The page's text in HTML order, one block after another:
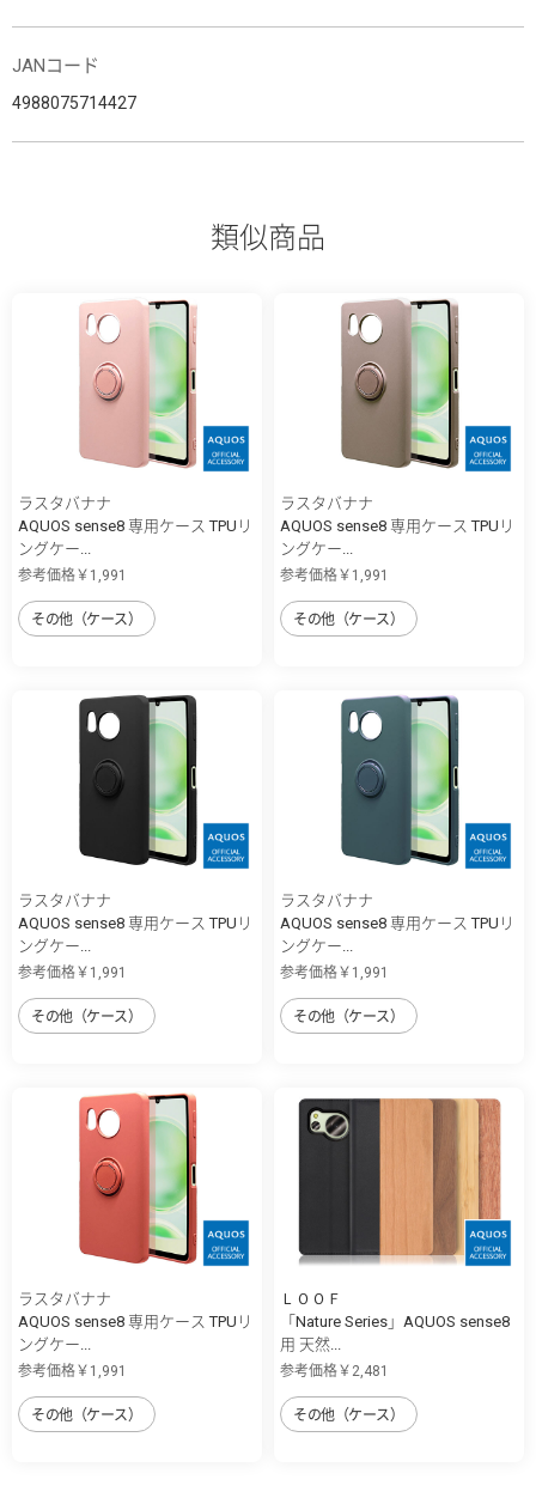
JANコード
4988075714427
類似商品
ラスタバナナ
AQUOS sense8 専用ケース TPUリ
ングケー...
参考価格￥1,991
その他（ケース）
ラスタバナナ
AQUOS sense8 専用ケース TPUリ
ングケー...
参考価格￥1,991
その他（ケース）
ラスタバナナ
AQUOS sense8 専用ケース TPUリ
ングケー...
参考価格￥1,991
その他（ケース）
ラスタバナナ
AQUOS sense8 専用ケース TPUリ
ングケー...
参考価格￥1,991
その他（ケース）
ラスタバナナ
AQUOS sense8 専用ケース TPUリ
ングケー...
参考価格￥1,991
その他（ケース）
ＬＯＯＦ
「Nature Series」AQUOS sense8
用 天然...
参考価格￥2,481
その他（ケース）